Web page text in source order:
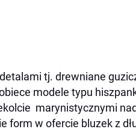
tj. drewniane
modele typu
marynistycznymi
form w ofercie bluzek z